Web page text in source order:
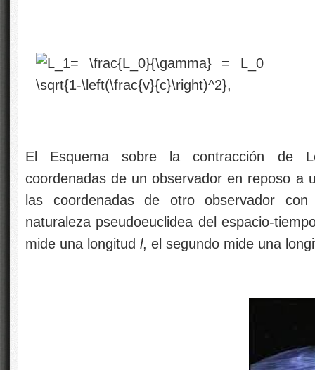
El Esquema sobre la contracción de
coordenadas de un observador en reposo a
las coordenadas de otro observador
naturaleza pseudoeuclidea del espacio-
mide una longitud l, el segundo mide una